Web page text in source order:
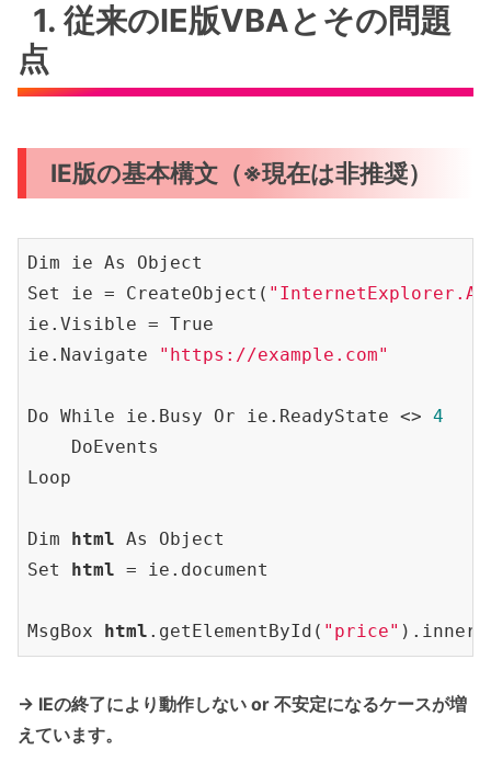
1. 従来のIE版VBAとその問題
点
IE版の基本構文（※現在は非推奨）
Dim ie As Object
Set ie = CreateObject(
ie .Visible = True
ie .Navigate "https://example.com"
Do While ie .Busy Or ie .ReadyState <> 4
    DoEvents
Loop
Dim html As Object
Set html = ie .document
MsgBox html .getElementById( "price" )
→ IEの終了により動作しない or 不安定になるケースが増
えています。